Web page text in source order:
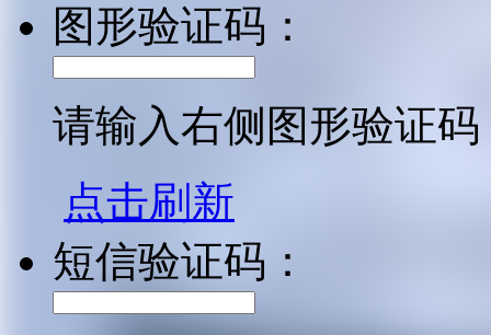
图形验证码：
请输入右侧图形验证码
点击刷新
短信验证码：